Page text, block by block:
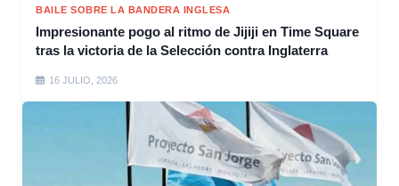
BAILE SOBRE LA BANDERA INGLESA
Impresionante pogo al ritmo de Jijiji en Time Square
tras la victoria de la Selección contra Inglaterra
16 JULIO, 2026